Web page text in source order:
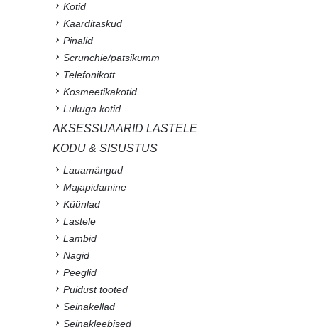
Kotid
Kaarditaskud
Pinalid
Scrunchie/patsikumm
Telefonikott
Kosmeetikakotid
Lukuga kotid
AKSESSUAARID LASTELE
KODU & SISUSTUS
Lauamängud
Majapidamine
Küünlad
Lastele
Lambid
Nagid
Peeglid
Puidust tooted
Seinakellad
Seinakleebised